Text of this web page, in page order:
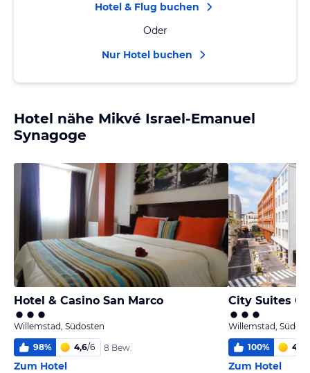
Hotel & Flug buchen
Oder
Nur Hotel buchen
Hotel nähe Mikvé Israel-Emanuel
Synagoge
Hotel & Casino San Marco
Willemstad, Südosten
98% 4,6/6 8 Bew.
Zum Hotel
City Suites
Willemstad,
100% 4,3
Zum Hotel